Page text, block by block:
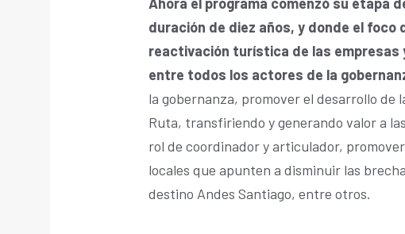
duración de diez años, y donde el
reactivación turística de las empresas
entre todos los actores de la
la gobernanza, promover el desarrollo de
Ruta, transfiriendo y generando valor a
rol de coordinador y articulador,
locales que apunten a disminuir las
destino Andes Santiago, entre otros.